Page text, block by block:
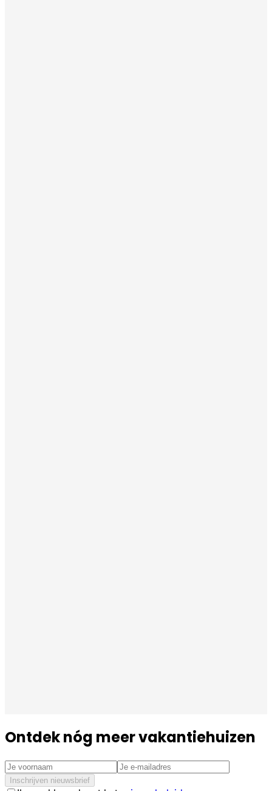
Ontdek nóg meer vakantiehuizen
Inschrijven nieuwsbrief